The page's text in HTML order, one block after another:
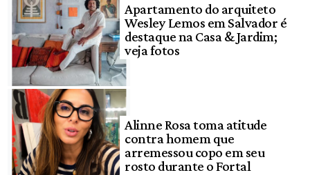
Apartamento do arquiteto
Wesley Lemos em Salvador é
destaque na Casa & Jardim;
veja fotos
Alinne Rosa toma atitude
contra homem que
arremessou copo em seu
rosto durante o Fortal